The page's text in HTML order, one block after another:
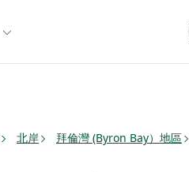
北岸 拜倫灣 (Byron Bay）地區